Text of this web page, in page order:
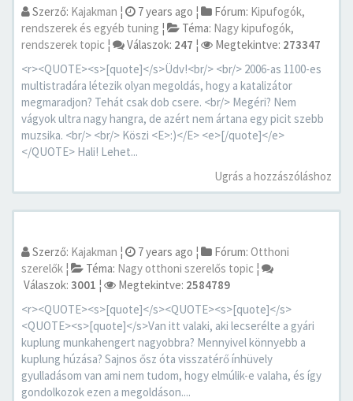
Szerző: Kajakman ¦ 7 years ago ¦ Fórum: Kipufogók,
rendszerek és egyéb tuning ¦ Téma: Nagy kipufogók,
rendszerek topic ¦ Válaszok: 247 ¦ Megtekintve: 273347
<r><QUOTE><s>[quote]</s>Üdv!<br/> <br/> 2006-as 1100-es
multistradára létezik olyan megoldás, hogy a katalizátor
megmaradjon? Tehát csak dob csere. <br/> Megéri? Nem
vágyok ultra nagy hangra, de azért nem ártana egy picit szebb
muzsika. <br/> <br/> Köszi <E>:)</E> <e>[/quote]</e>
</QUOTE> Hali! Lehet...
Ugrás a hozzászóláshoz
Szerző: Kajakman ¦ 7 years ago ¦ Fórum: Otthoni
szerelők ¦ Téma: Nagy otthoni szerelős topic ¦
Válaszok: 3001 ¦ Megtekintve: 2584789
<r><QUOTE><s>[quote]</s><QUOTE><s>[quote]</s>
<QUOTE><s>[quote]</s>Van itt valaki, aki lecserélte a gyári
kuplung munkahengert nagyobbra? Mennyivel könnyebb a
kuplung húzása? Sajnos ősz óta visszatérő ínhüvely
gyulladásom van ami nem tudom, hogy elmúlik-e valaha, és így
gondolkozok ezen a megoldáson....